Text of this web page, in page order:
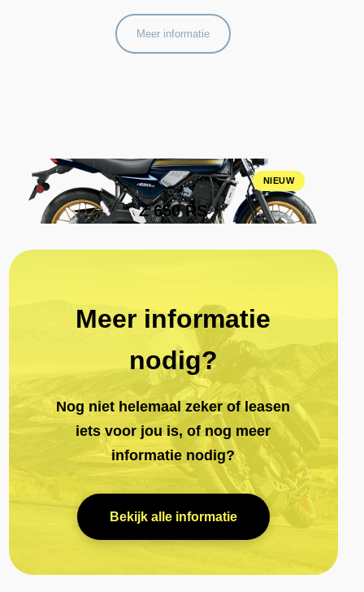
Meer informatie
NIEUW
Z 650 RS
€289,-
per maand
Meer informatie
Meer informatie
nodig?
Nog niet helemaal zeker of leasen
iets voor jou is, of nog meer
informatie nodig?
Bekijk alle informatie